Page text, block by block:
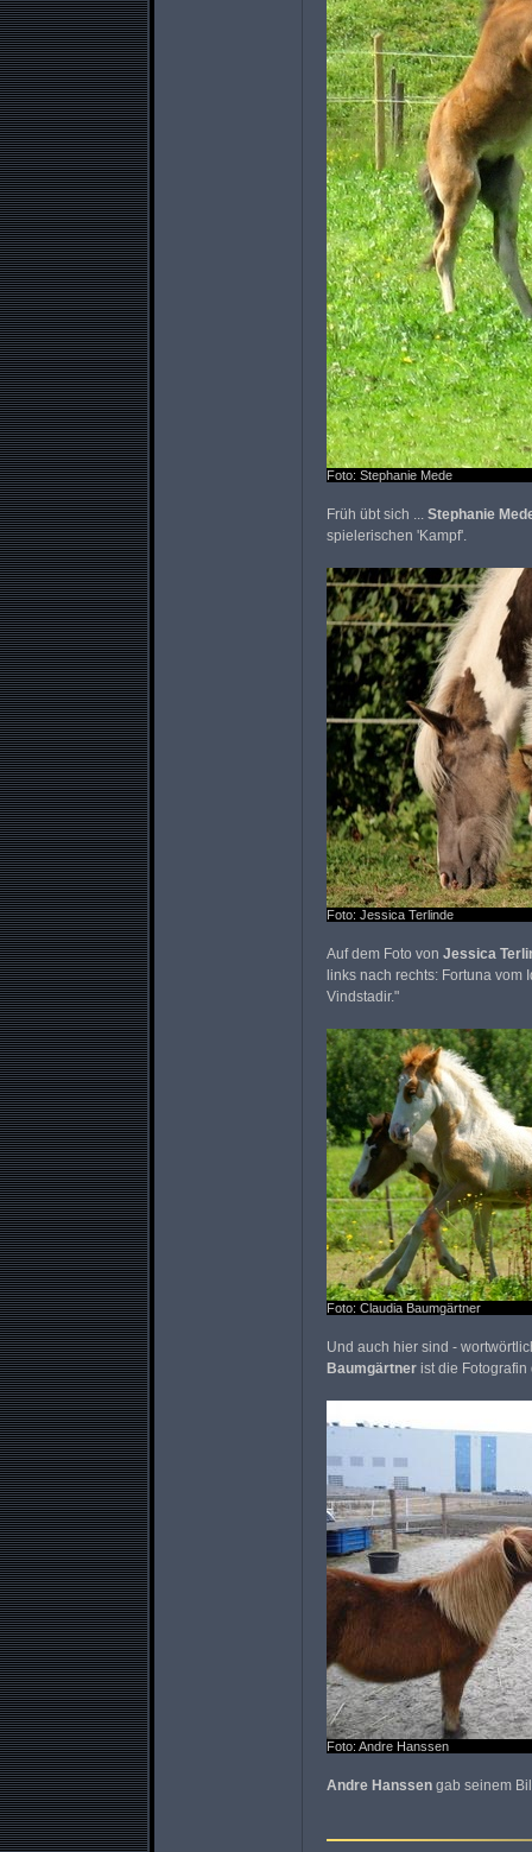
Foto: Stephanie Mede
Früh übt sich ... Stephanie
spielerischen 'Kampf'.
Foto: Jessica Terlinde
Auf dem Foto von Jessica
links nach rechts: Fortuna
Vindstadir."
Foto: Claudia Baumgärtner
Und auch hier sind -
Baumgärtner ist die Fotografin
Foto: Andre Hanssen
Andre Hanssen gab seinem